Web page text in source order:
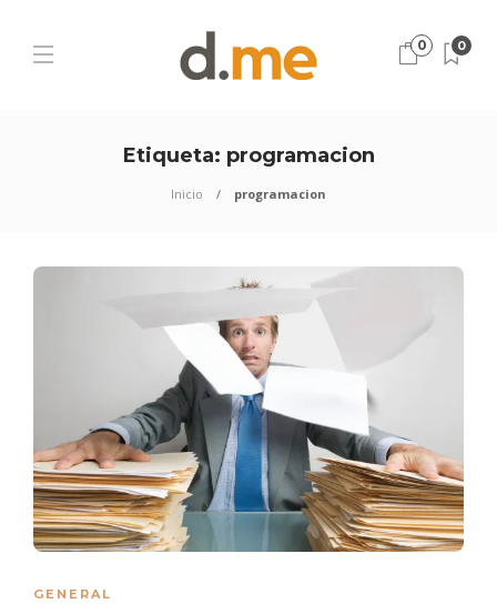
0 0
Etiqueta: programacion
Inicio programacion
GENERAL